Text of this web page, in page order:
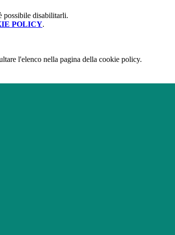
possibile disabilitarli.
POLICY.
l'elenco nella pagina della cookie policy.